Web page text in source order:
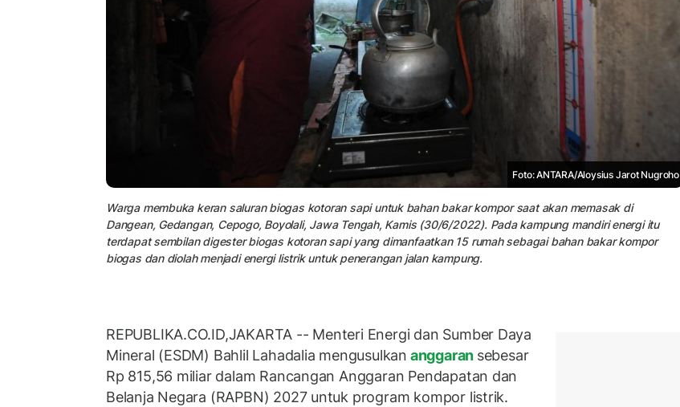
Foto: ANTARA/Aloysius Jarot Nugroho
Warga membuka keran saluran biogas kotoran sapi untuk bahan bakar kompor saat akan memasak di
Dangean, Gedangan, Cepogo, Boyolali, Jawa Tengah, Kamis (30/6/2022). Pada kampung mandiri energi itu
terdapat sembilan digester biogas kotoran sapi yang dimanfaatkan 15 rumah sebagai bahan bakar kompor
biogas dan diolah menjadi energi listrik untuk penerangan jalan kampung.
REPUBLIKA.CO.ID,JAKARTA -- Menteri Energi dan Sumber Daya
Mineral (ESDM) Bahlil Lahadalia mengusulkan anggaran sebesar
Rp 815,56 miliar dalam Rancangan Anggaran Pendapatan dan
Belanja Negara (RAPBN) 2027 untuk program kompor listrik.